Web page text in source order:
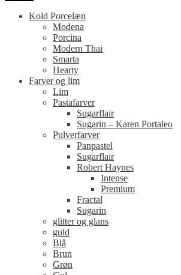
Kold Porcelæn
Modena
Porcina
Modern Thai
Smarta
Hearty
Farver og lim
Lim
Pastafarver
Sugarflair
Sugarin – Karen Portaleo
Pulverfarver
Panpastel
Sugarflair
Robert Haynes
Intense
Premium
Fractal
Sugarin
glitter og glans
guld
Blå
Brun
Grøn